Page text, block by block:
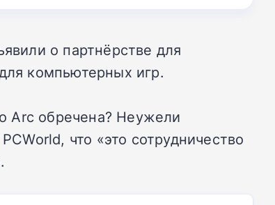
о партнёрстве для
компьютерных игр.
Arc обречена? Неужели
что «это сотрудничество